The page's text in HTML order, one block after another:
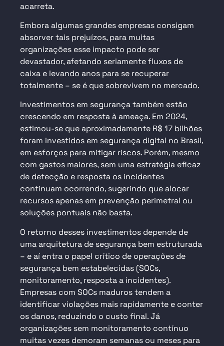
acarreta.
Embora algumas grandes empresas consigam
absorver tais prejuízos, para muitas
organizações esse impacto pode ser
devastador, afetando seriamente fluxos de
caixa e levando anos para se recuperar
totalmente – se é que sobrevivem no mercado.
Investimentos em segurança também estão
crescendo em resposta à ameaça. Em 2024,
estimou-se que aproximadamente R$ 17 bilhões
foram investidos em segurança digital no Brasil,
em esforços para mitigar riscos. Porém, mesmo
com gastos maiores, sem uma estratégia eficaz
de detecção e resposta os incidentes
continuam ocorrendo, sugerindo que alocar
recursos apenas em prevenção perimetral ou
soluções pontuais não basta.
O retorno desses investimentos depende de
uma arquitetura de segurança bem estruturada
– e aí entra o papel crítico de operações de
segurança bem estabelecidas (SOCs,
monitoramento, resposta a incidentes).
Empresas com SOCs maduros tendem a
identificar violações mais rapidamente e conter
os danos, reduzindo o custo final. Já
organizações sem monitoramento contínuo
muitas vezes demoram semanas ou meses para